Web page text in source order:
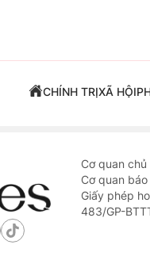
CHÍNH TRỊXÃ HỘI
Cơ quan
Cơ quan báo
Giấy phép
483/GP-